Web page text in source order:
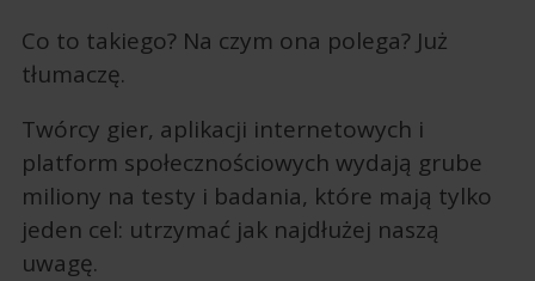
Co to takiego? Na czym ona polega? Już
tłumaczę.
Twórcy gier, aplikacji internetowych i
platform społecznościowych wydają grube
miliony na testy i badania, które mają tylko
jeden cel: utrzymać jak najdłużej naszą
uwagę.